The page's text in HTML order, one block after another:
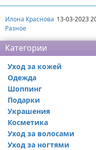
Илона Краснова 13-03-2023
Разное
Категории
Уход за кожей
Одежда
Шоппинг
Подарки
Украшения
Косметика
Уход за волосами
Уход за ногтями